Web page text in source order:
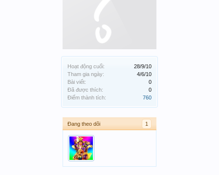
Hoạt động cuối:
28/9/10
Tham gia ngày:
4/6/10
Bài viết:
0
Đã được thích:
0
Điểm thành tích:
760
Đang theo dõi 1